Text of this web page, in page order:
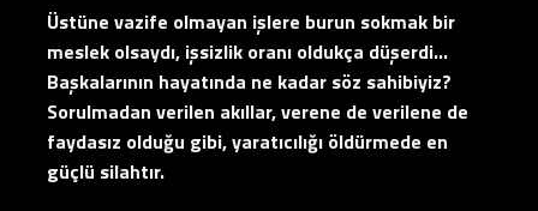
Üstüne vazife olmayan işlere burun sokmak bir
meslek olsaydı, işsizlik oranı oldukça düşerdi…
Başkalarının hayatında ne kadar söz sahibiyiz?
Sorulmadan verilen akıllar, verene de verilene de
faydasız olduğu gibi, yaratıcılığı öldürmede en
güçlü silahtır.